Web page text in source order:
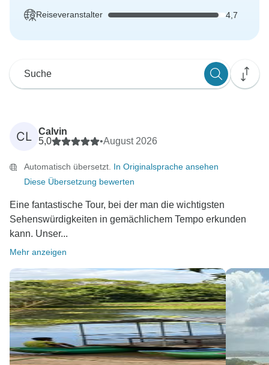
Reiseveranstalter 4,7
CL
Calvin
5,0
•August 2026
Automatisch übersetzt. In Originalsprache ansehen
Diese Übersetzung bewerten
Eine fantastische Tour, bei der man die wichtigsten
Sehenswürdigkeiten in gemächlichem Tempo erkunden
kann. Unser...
Mehr anzeigen